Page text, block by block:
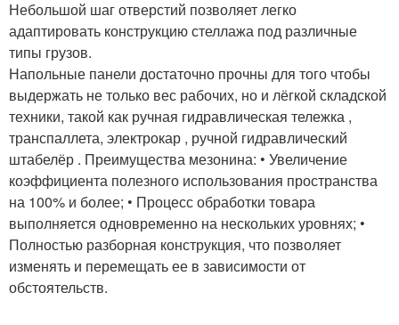
Небольшой шаг отверстий позволяет легко
адаптировать конструкцию стеллажа под различные
типы грузов.
Напольные панели достаточно прочны для того чтобы
выдержать не только вес рабочих, но и лёгкой складской
техники, такой как ручная гидравлическая тележка ,
транспаллета, электрокар , ручной гидравлический
штабелёр . Преимущества мезонина: • Увеличение
коэффициента полезного использования пространства
на 100% и более; • Процесс обработки товара
выполняется одновременно на нескольких уровнях; •
Полностью разборная конструкция, что позволяет
изменять и перемещать ее в зависимости от
обстоятельств.